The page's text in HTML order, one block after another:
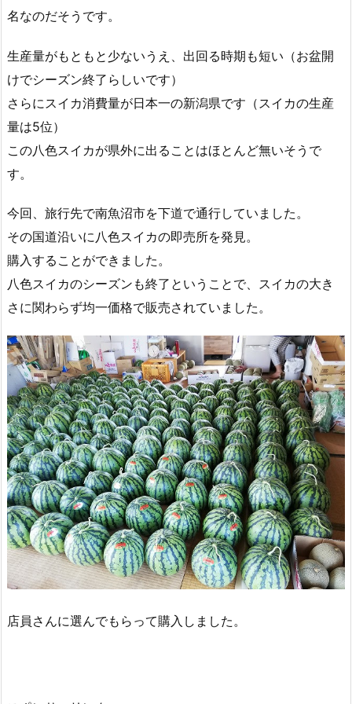
名なのだそうです。
生産量がもともと少ないうえ、出回る時期も短い（お盆開
けでシーズン終了らしいです）
さらにスイカ消費量が日本一の新潟県です（スイカの生産
量は5位）
この八色スイカが県外に出ることはほとんど無いそうで
す。
今回、旅行先で南魚沼市を下道で通行していました。
その国道沿いに八色スイカの即売所を発見。
購入することができました。
八色スイカのシーズンも終了ということで、スイカの大き
さに関わらず均一価格で販売されていました。
店員さんに選んでもらって購入しました。